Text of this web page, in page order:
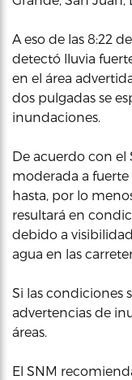
A eso de las 8:22
detectó lluvia
en el área
dos pulgadas se
inundaciones.
De acuerdo con el
moderada a
hasta, por lo
resultará en
debido a
agua en las
Si las condiciones
advertencias de
áreas.
El SNM